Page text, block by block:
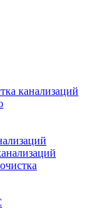
канализаций